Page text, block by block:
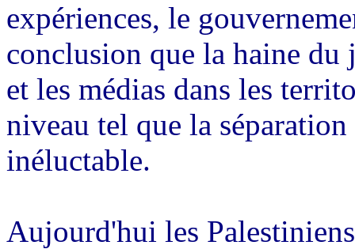
expériences, le
conclusion que la haine du
et les médias dans les
niveau tel que la
inéluctable.
Aujourd'hui les